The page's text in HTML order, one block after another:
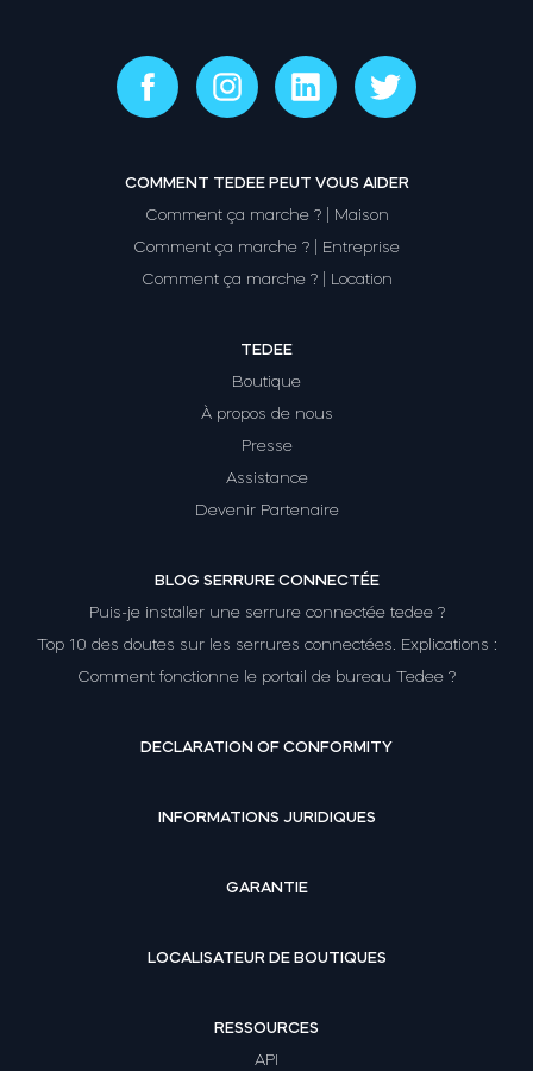
COMMENT TEDEE PEUT VOUS AIDER
Comment ça marche ? | Maison
Comment ça marche ? | Entreprise
Comment ça marche ? | Location
TEDEE
Boutique
À propos de nous
Presse
Assistance
Devenir Partenaire
BLOG SERRURE CONNECTÉE
Puis-je installer une serrure connectée tedee ?
Top 10 des doutes sur les serrures connectées. Explications :
Comment fonctionne le portail de bureau Tedee ?
DECLARATION OF CONFORMITY
INFORMATIONS JURIDIQUES
GARANTIE
LOCALISATEUR DE BOUTIQUES
RESSOURCES
API